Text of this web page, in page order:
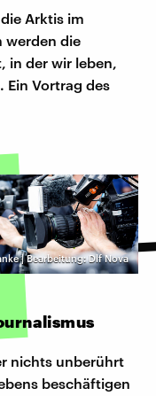
Arktis im
werden die
in der wir leben,
Vortrag des
| Bearbeitung: Dlf Nova
nichts unberührt
beschäftigen